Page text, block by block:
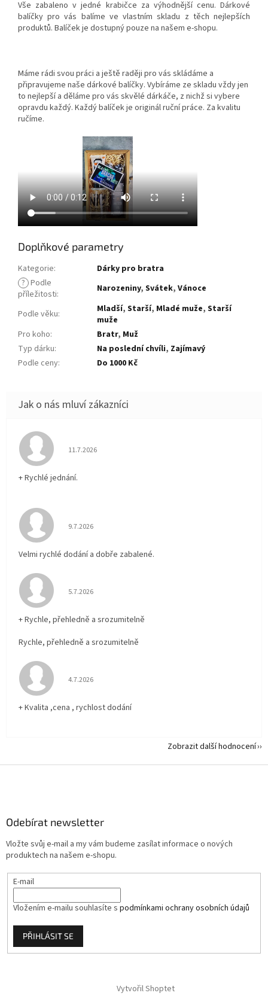
Vše zabaleno v jedné krabičce za výhodnější cenu. Dárkové
balíčky pro vás balíme ve vlastním skladu z těch nejlepších
produktů. Balíček je dostupný pouze na našem e-shopu.
Máme rádi svou práci a ještě raději pro vás skládáme a
připravujeme naše dárkové balíčky. Vybíráme ze skladu vždy jen
to nejlepší a děláme pro vás skvělé dárkáče, z nichž si vybere
opravdu každý. Každý balíček je originál ruční práce. Za kvalitu
ručíme.
Doplňkové parametry
Kategorie:
Dárky pro bratra
? Podle
příležitosti: Narozeniny, Svátek, Vánoce
Podle věku: Mladší, Starší, Mladé muže, Starší
muže
Pro koho: Bratr, Muž
Typ dárku: Na poslední chvíli, Zajímavý
Podle ceny: Do 1000 Kč
Hodnocení obchodu je 5 z 5 hvězdiček.
11.7.2026
+ Rychlé jednání.
Hodnocení obchodu je 5 z 5 hvězdiček.
9.7.2026
Velmi rychlé dodání a dobře zabalené.
Hodnocení obchodu je 5 z 5 hvězdiček.
5.7.2026
+ Rychle, přehledně a srozumitelně
Rychle, přehledně a srozumitelně
Hodnocení obchodu je 5 z 5 hvězdiček.
4.7.2026
+ Kvalita ,cena , rychlost dodání
Zobrazit další hodnocení
Odebírat newsletter
Vložte svůj e-mail a my vám budeme zasílat informace o nových
produktech na našem e-shopu.
E-mail
Vložením e-mailu souhlasíte s podmínkami ochrany osobních údajů
PŘIHLÁSIT SE
Vytvořil Shoptet